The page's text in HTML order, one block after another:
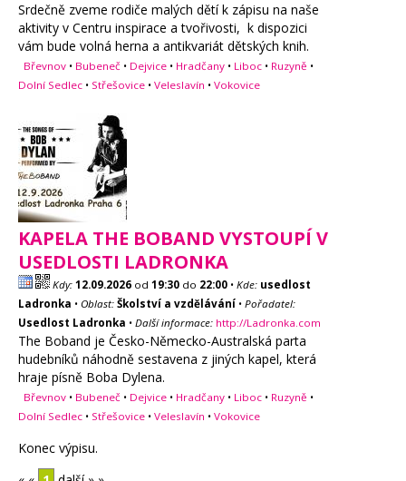
Srdečně zveme rodiče malých dětí k zápisu na naše
aktivity v Centru inspirace a tvořivosti, k dispozici
vám bude volná herna a antikvariát dětských knih.
Břevnov • Bubeneč • Dejvice • Hradčany • Liboc • Ruzyně •
Dolní Sedlec • Střešovice • Veleslavín • Vokovice
KAPELA THE BOBAND VYSTOUPÍ V
USEDLOSTI LADRONKA
Kdy: 12.09.2026 od 19:30 do 22:00 • Kde: usedlost
Ladronka • Oblast: Školství a vzdělávání • Pořadatel:
Usedlost Ladronka • Další informace: http://Ladronka.com
The Boband je Česko-Německo-Australská parta
hudebníků náhodně sestavena z jiných kapel, která
hraje písně Boba Dylena.
Břevnov • Bubeneč • Dejvice • Hradčany • Liboc • Ruzyně •
Dolní Sedlec • Střešovice • Veleslavín • Vokovice
Konec výpisu.